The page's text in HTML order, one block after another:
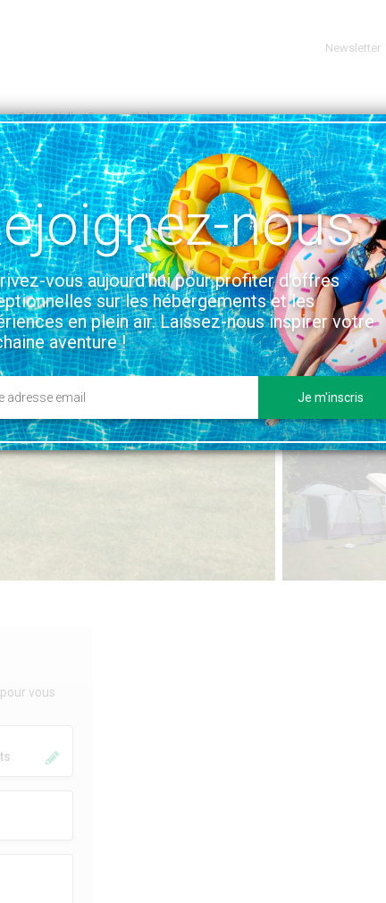
Newsletter
Rother Valley Caravan Park
VOIR SUR LA CARTE
& Accès
vous
nous
vous aujourd'hui pour profiter d'offres
sur les hébergements et les
en plein air. Laissez-nous inspirer votre
aventure !
Je m'inscris